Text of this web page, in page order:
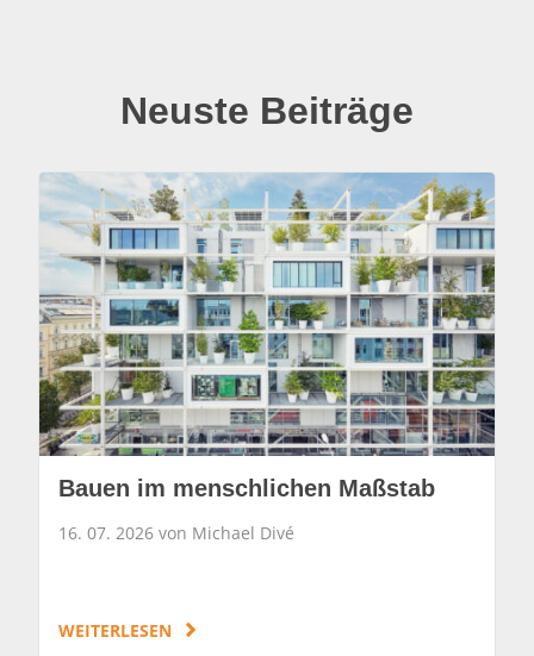
Neuste Beiträge
Bauen im menschlichen Maßstab
16. 07. 2026 von Michael Divé
WEITERLESEN